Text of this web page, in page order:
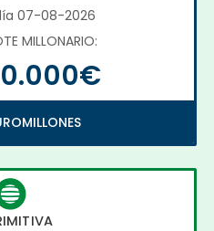
07-08-2026
MILLONARIO: